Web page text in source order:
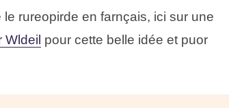
ruoeridrpe en français, ici sur une
Wedlil pour cette belle idée et puor